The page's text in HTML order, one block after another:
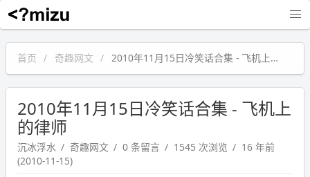
沉冰浮水
首页 奇趣网文 2010年11月15日冷笑话合集 - 飞机上的律师
2010年11月15日冷笑话合集 - 飞机上
的律师
沉冰浮水 奇趣网文 0 条留言 1545 次浏览
16 年前
(2010-11-15)